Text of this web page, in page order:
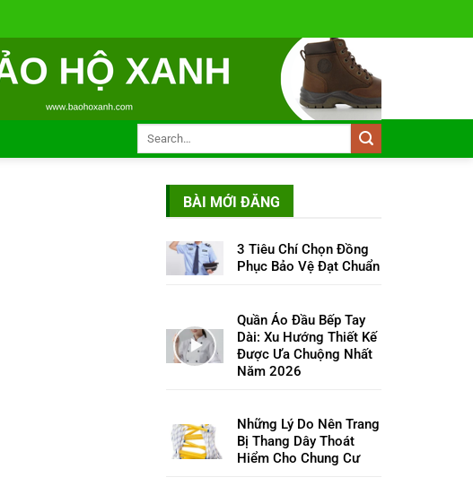
BÀI MỚI ĐĂNG
3 Tiêu Chí Chọn Đồng
Phục Bảo Vệ Đạt Chuẩn
Quần Áo Đầu Bếp Tay
Dài: Xu Hướng Thiết Kế
Được Ưa Chuộng Nhất
Năm 2026
Những Lý Do Nên Trang
Bị Thang Dây Thoát
Hiểm Cho Chung Cư